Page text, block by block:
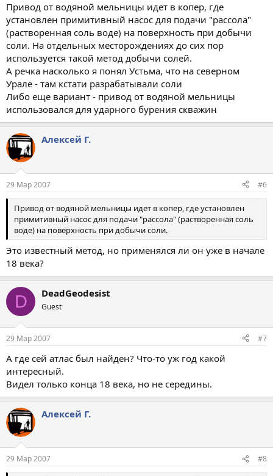
Привод от водяной мельницы идет в копер, где
установлен примитивный насос для подачи "рассола"
(растворенная соль воде) на поверхность при добычи
соли. На отдельных месторождениях до сих пор
используется такой метод добычи солей.
А речка насколько я понял Устьма, что на северном
Урале - там кстати разрабатывали соли
Либо еще вариант - привод от водяной мельницы
использовался для ударного бурения скважин
Алексей Г.
29 Мар 2007 #6
Привод от водяной мельницы идет в копер, где установлен
примитивный насос для подачи "рассола" (растворенная соль
воде) на поверхность при добычи соли.
Это известный метод, но применялся ли он уже в начале
18 века?
D DeadGeodesist
Guest
29 Мар 2007 #7
А где сей атлас был найден? Что-то уж год какой
интересный.
Видел только конца 18 века, но не середины.
Алексей Г.
29 Мар 2007 #8